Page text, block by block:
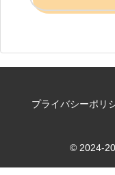
プライバシーポリ
© 2024-